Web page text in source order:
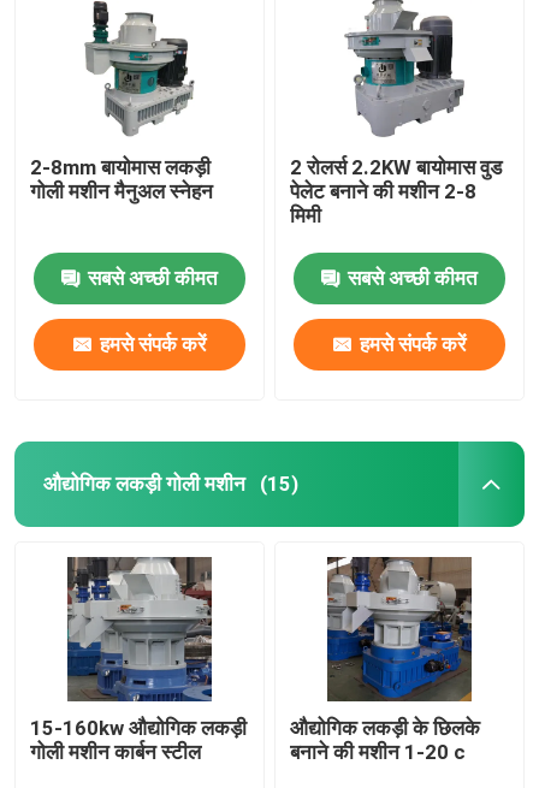
2-8mm बायोमास लकड़ी
गोली मशीन मैनुअल स्नेहन
सबसे अच्छी कीमत
हमसे संपर्क करें
2 रोलर्स 2.2KW बायोमास वुड
पेलेट बनाने की मशीन 2-8
मिमी
सबसे अच्छी कीमत
हमसे संपर्क करें
औद्योगिक लकड़ी गोली मशीन (15)
15-160kw औद्योगिक लकड़ी
गोली मशीन कार्बन स्टील
औद्योगिक लकड़ी के छिलके
बनाने की मशीन 1-20 c